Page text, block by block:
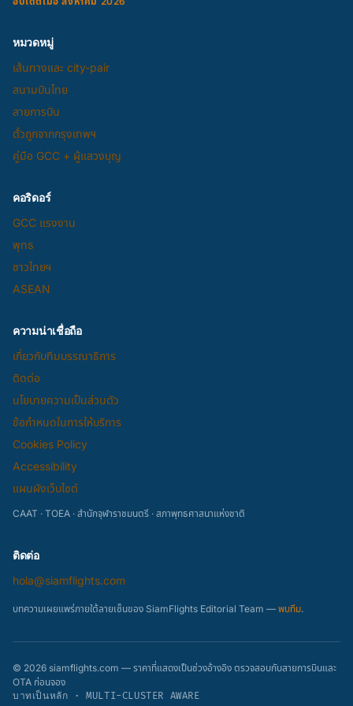
หมวดหมู่
เส้นทางและ city-pair
สนามบินไทย
สายการบิน
ตั๋วถูกจากกรุงเทพฯ
คู่มือ GCC + ผู้แสวงบุญ
คอริดอร์
GCC แรงงาน
พุทธ
ชาวไทยฯ
ASEAN
ความน่าเชื่อถือ
เกี่ยวกับทีมบรรณาธิการ
ติดต่อ
นโยบายความเป็นส่วนตัว
ข้อกำหนดในการให้บริการ
Cookies Policy
Accessibility
แผนผังเว็บไซต์
CAAT · TOEA · สำนักจุฬาราชมนตรี · สภาพุทธศาสนาแห่งชาติ
ติดต่อ
hola@siamflights.com
บทความเผยแพร่ภายใต้ลายเซ็นของ SiamFlights Editorial Team — พบทีม.
© 2026 siamflights.com — ราคาที่แสดงเป็นช่วงอ้างอิง ตรวจสอบกับสายการบินและ
OTA ก่อนจอง
บาทเป็นหลัก · MULTI-CLUSTER AWARE